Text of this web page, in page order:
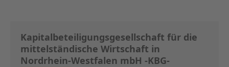
Kapitalbeteiligungsgesellschaft für die
mittelständische Wirtschaft in
Nordrhein-Westfalen mbH -KBG-